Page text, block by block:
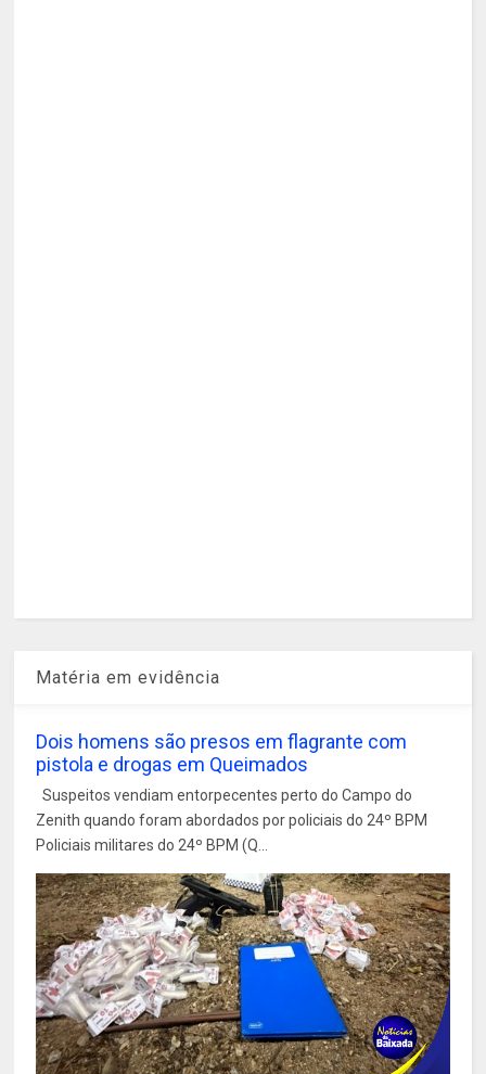
Matéria em evidência
Dois homens são presos em flagrante com
pistola e drogas em Queimados
Suspeitos vendiam entorpecentes perto do Campo do
Zenith quando foram abordados por policiais do 24º BPM
Policiais militares do 24º BPM (Q...